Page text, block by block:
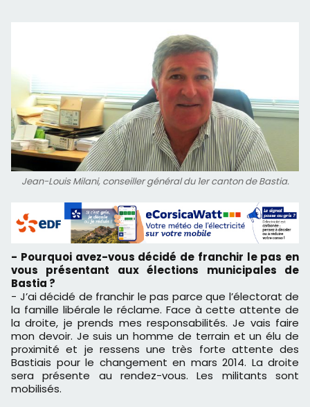
Jean-Louis Milani, conseiller général du 1er canton de Bastia.
- Pourquoi avez-vous décidé de franchir le pas en
vous présentant aux élections municipales de
Bastia ?
- J’ai décidé de franchir le pas parce que l’électorat de
la famille libérale le réclame. Face à cette attente de
la droite, je prends mes responsabilités. Je vais faire
mon devoir. Je suis un homme de terrain et un élu de
proximité et je ressens une très forte attente des
Bastiais pour le changement en mars 2014. La droite
sera présente au rendez-vous. Les militants sont
mobilisés.